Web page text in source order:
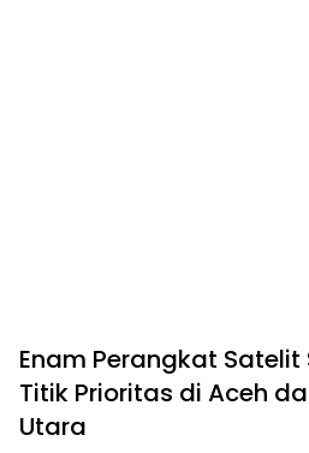
Enam Perangkat
Titik Prioritas di Aceh
Utara